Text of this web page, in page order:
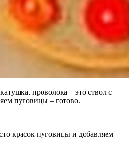
проволока – это ствол с
пуговицы – готово.
красок пуговицы и добавляем